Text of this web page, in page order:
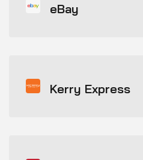
eBay
Kerry Express